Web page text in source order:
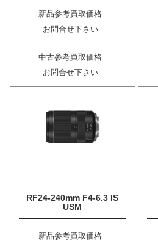
新品参考買取価格
お問合せ下さい
中古参考買取価格
お問合せ下さい
RF24-240mm F4-6.3 IS
USM
新品参考買取価格